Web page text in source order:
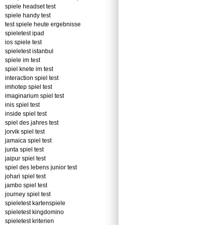
spiele headset test
spiele handy test
test spiele heute ergebnisse
spieletest ipad
ios spiele test
spieletest istanbul
spiele im test
spiel knete im test
interaction spiel test
imhotep spiel test
imaginarium spiel test
inis spiel test
inside spiel test
spiel des jahres test
jorvik spiel test
jamaica spiel test
junta spiel test
jaipur spiel test
spiel des lebens junior test
johari spiel test
jambo spiel test
journey spiel test
spieletest kartenspiele
spieletest kingdomino
spieletest kriterien